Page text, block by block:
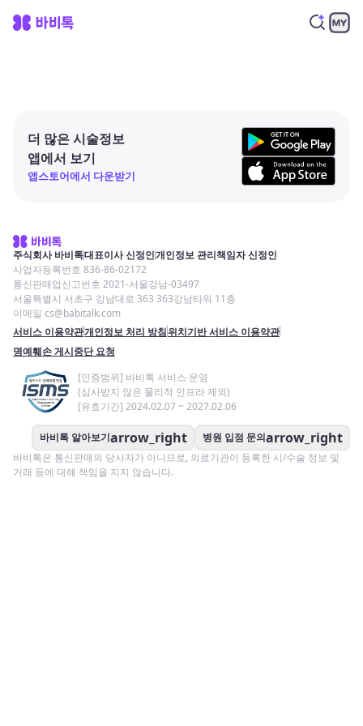
더 많은 시술정보
앱에서 보기
앱스토어에서 다운받기
주식회사 바비톡대표이사 신정인개인정보 관리책임자 신정인
사업자등록번호 836-86-02172
통신판매업신고번호 2021-서울강남-03497
서울특별시 서초구 강남대로 363 363강남타워 11층
이메일 cs@babitalk.com
서비스 이용약관개인정보 처리 방침위치기반 서비스 이용약관
명예훼손 게시중단 요청
[인증범위] 바비톡 서비스 운영
(심사받지 않은 물리적 인프라 제외)
[유효기간] 2024.02.07 ~ 2027.02.06
바비톡 알아보기arrow_right 병원 입점 문의arrow_right
바비톡은 통신판매의 당사자가 아니므로, 의료기관이 등록한 시/수술 정보 및
거래 등에 대해 책임을 지지 않습니다.